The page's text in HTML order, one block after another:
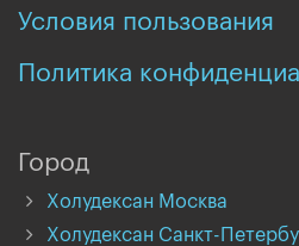
Условия пользования
Политика
Город
Холудексан Москва
Холудексан Санкт-